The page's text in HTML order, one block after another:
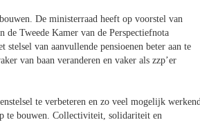
De ministerraad heeft op voorstel van
de Tweede Kamer van de Perspectiefnota
stelsel van aanvullende pensioenen beter aan te
van baan veranderen en vaker als zzp’er
te verbeteren en zo veel mogelijk
te bouwen. Collectiviteit, solidariteit en